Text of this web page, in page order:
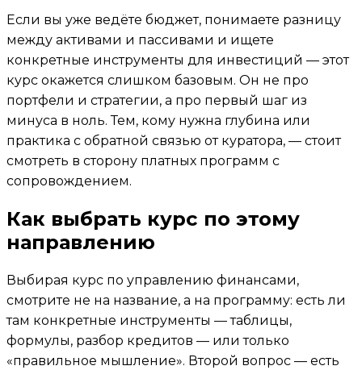
Если вы уже ведёте бюджет, понимаете разницу
между активами и пассивами и ищете
конкретные инструменты для инвестиций — этот
курс окажется слишком базовым. Он не про
портфели и стратегии, а про первый шаг из
минуса в ноль. Тем, кому нужна глубина или
практика с обратной связью от куратора, — стоит
смотреть в сторону платных программ с
сопровождением.
Как выбрать курс по этому
направлению
Выбирая курс по управлению финансами,
смотрите не на название, а на программу: есть ли
там конкретные инструменты — таблицы,
формулы, разбор кредитов — или только
«правильное мышление». Второй вопрос — есть